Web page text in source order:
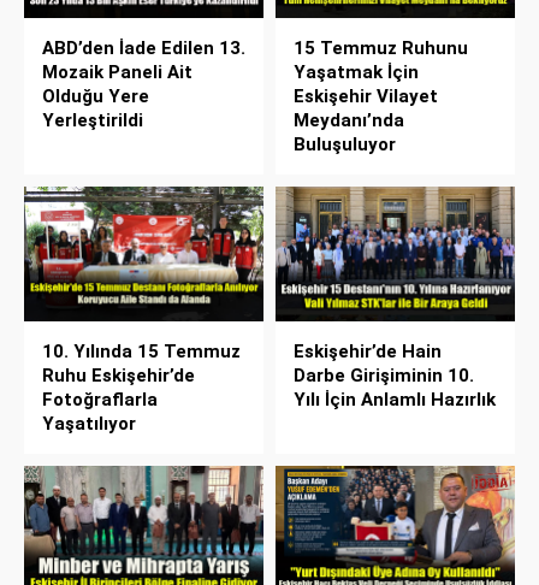
ABD’den İade Edilen 13.
Mozaik Paneli Ait
Olduğu Yere
Yerleştirildi
15 Temmuz Ruhunu
Yaşatmak İçin
Eskişehir Vilayet
Meydanı’nda
Buluşuluyor
10. Yılında 15 Temmuz
Ruhu Eskişehir’de
Fotoğraflarla
Yaşatılıyor
Eskişehir’de Hain
Darbe Girişiminin 10.
Yılı İçin Anlamlı Hazırlık